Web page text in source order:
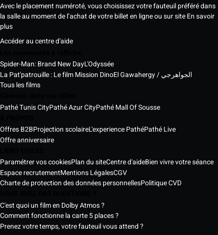
Avec le placement numéroté, vous choisissez votre fauteuil préféré dans
la salle au moment de l’achat de votre billet en ligne ou sur siteEn savoir
plus
Accéder au centre d'aide
Spider-Man: Brand New DayL'Odyssée
La Pat'patrouille : Le film Mission Dino
El Gawahergy / الجواهرجي
Tous les films
Pathé Tunis CityPathé Azur CityPathé Mall Of Sousse
Offres B2BProjection scolaireL'experience PathéPathé Live
Offre anniversaire
Paramétrer vos cookiesPlan du siteCentre d'aideBien vivre votre séance
Espace recrutementMentions LégalesCGV
Charte de protection des données personnellesPolitique CVD
C'est quoi un film en Dolby Atmos ?
Comment fonctionne la carte 5 places ?
Prenez votre temps, votre fauteuil vous attend ?